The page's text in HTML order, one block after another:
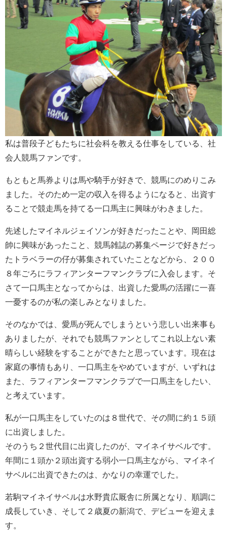
私は普段子どもたちに社会科を教える仕事をしている、社
会人競馬ファンです。
もともと馬券よりは馬や騎手が好きで、競馬にのめりこみ
ました。そのため一定の収入を得るようになると、出資す
ることで競走馬を持てる一口馬主に興味がわきました。
先述したマイネルジェイソンが好きだったことや、岡田総
帥に興味があったこと、競馬雑誌の募集ページで好きだっ
たトラベラーの仔が募集されていたことなどから、２００
８年ごろにラフィアンターフマンクラブに入会します。そ
さて一口馬主となってからは、出資した愛馬の活躍に一喜
一憂するのが私の楽しみとなりました。
そのなかでは、愛馬が死んでしまうという悲しい出来事も
ありましたが、それでも競馬ファンとしてこれ以上ない素
晴らしい経験をすることができたと思っています。現在は
家庭の事情もあり、一口馬主をやめていますが、いずれは
また、ラフィアンターフマンクラブで一口馬主をしたい、
と考えています。
私が一口馬主をしていたのは８世代で、その間に約１５頭
に出資しました。
そのうち２世代目に出資したのが、マイネイサベルです。
年間に１頭か２頭出資する弱小一口馬主ながら、マイネイ
サベルに出資できたのは、かなりの幸運でした。
若駒マイネイサベルは水野貴広厩舎に所属となり、順調に
成長していき、そして２歳夏の新潟で、デビューを迎えま
す。